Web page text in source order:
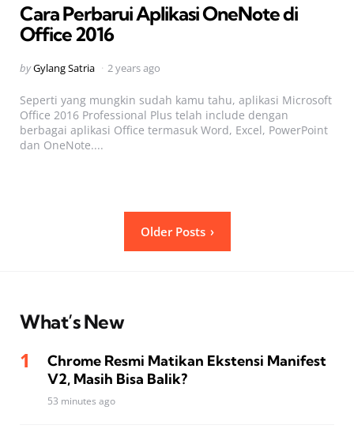
Cara Perbarui Aplikasi OneNote di
Office 2016
Posted
byGylang Satria 2 years ago
Seperti yang mungkin sudah kamu tahu, aplikasi Microsoft
Office 2016 Professional Plus telah include dengan
berbagai aplikasi Office termasuk Word, Excel, PowerPoint
dan OneNote....
Older Posts
What’s New
Chrome Resmi Matikan Ekstensi Manifest
V2, Masih Bisa Balik?
53 minutes ago